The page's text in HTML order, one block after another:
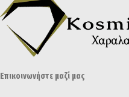
Επικοινωνήστε μαζί μας